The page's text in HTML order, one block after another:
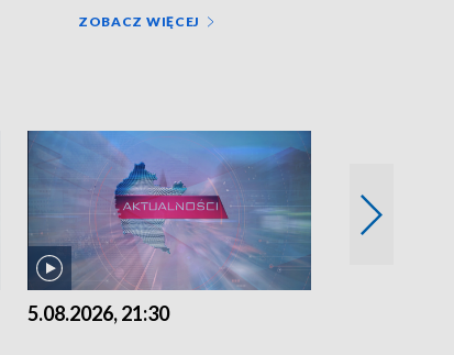
ZOBACZ WIĘCEJ
5.08.2026, 21:30